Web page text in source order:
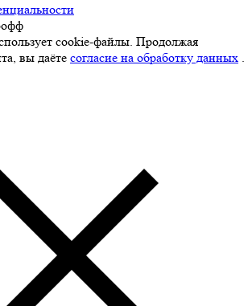
cookie-файлы. Продолжая
вы даёте согласие на обработку данных .